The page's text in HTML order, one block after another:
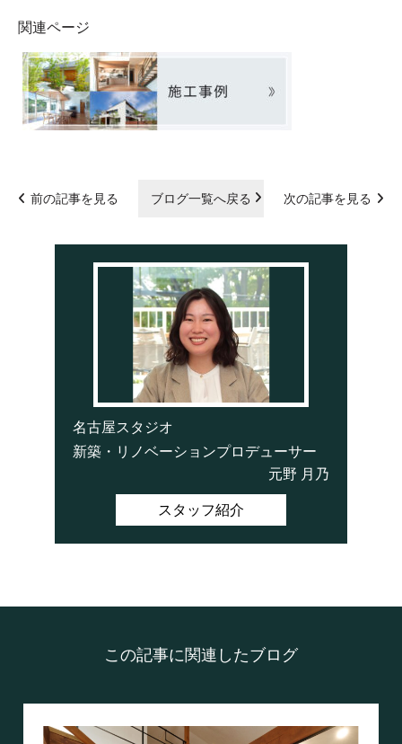
関連ページ
前の記事を見る ブログ一覧へ戻る 次の記事を見る
名古屋スタジオ
新築・リノベーションプロデューサー
元野 月乃
スタッフ紹介
この記事に関連したブログ